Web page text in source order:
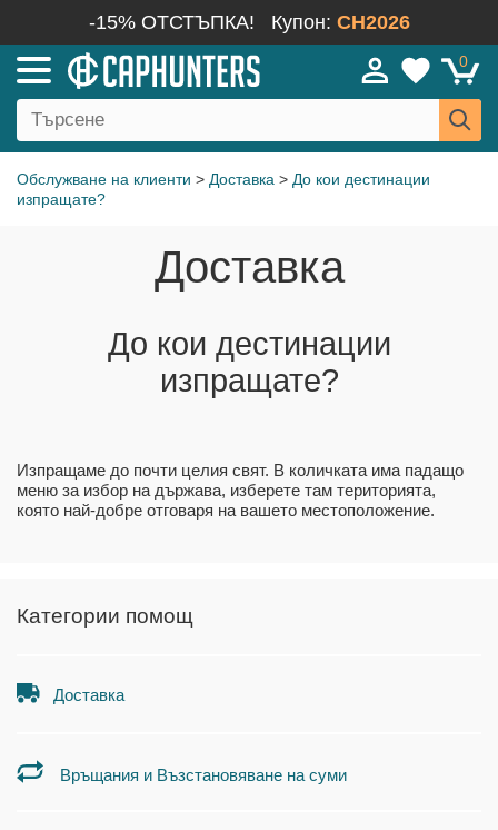
-15% ОТСТЪПКА! Купон: CH2026
0
Обслужване на клиенти > Доставка > До кои дестинации
изпращате?
Доставка
До кои дестинации
изпращате?
Изпращаме до почти целия свят. В количката има падащо
меню за избор на държава, изберете там територията,
която най-добре отговаря на вашето местоположение.
Категории помощ
Доставка
Връщания и Възстановяване на суми